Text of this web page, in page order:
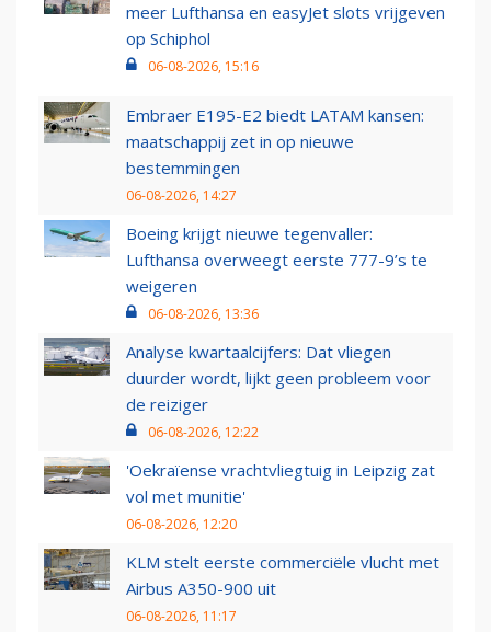
meer Lufthansa en easyJet slots vrijgeven
op Schiphol
06-08-2026, 15:16
Embraer E195-E2 biedt LATAM kansen:
maatschappij zet in op nieuwe
bestemmingen
06-08-2026, 14:27
Boeing krijgt nieuwe tegenvaller:
Lufthansa overweegt eerste 777-9’s te
weigeren
06-08-2026, 13:36
Analyse kwartaalcijfers: Dat vliegen
duurder wordt, lijkt geen probleem voor
de reiziger
06-08-2026, 12:22
'Oekraïense vrachtvliegtuig in Leipzig zat
vol met munitie'
06-08-2026, 12:20
KLM stelt eerste commerciële vlucht met
Airbus A350-900 uit
06-08-2026, 11:17